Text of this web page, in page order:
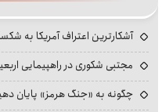
آشکارترین اعتراف آمریکا به
مجتبی شکوری در راهپیمایی
چگونه به «جنگ هرمز» پایان